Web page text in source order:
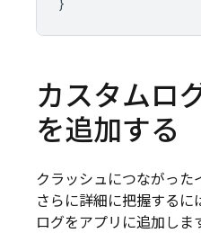
カスタムロ
を追加する
クラッシュにつながった
さらに詳細に把握するに
ログをアプリに追加しま